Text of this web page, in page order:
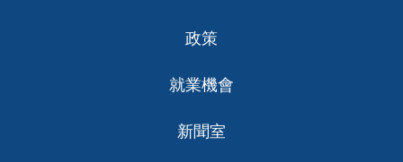
政策
就業機會
新聞室